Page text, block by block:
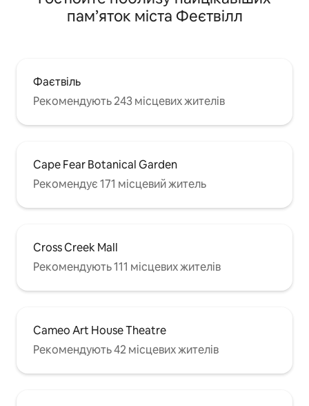
пам’яток міста Феєтвілл
Фаєтвіль
Рекомендують 243 місцевих жителів
Cape Fear Botanical Garden
Рекомендує 171 місцевий житель
Cross Creek Mall
Рекомендують 111 місцевих жителів
Cameo Art House Theatre
Рекомендують 42 місцевих жителів